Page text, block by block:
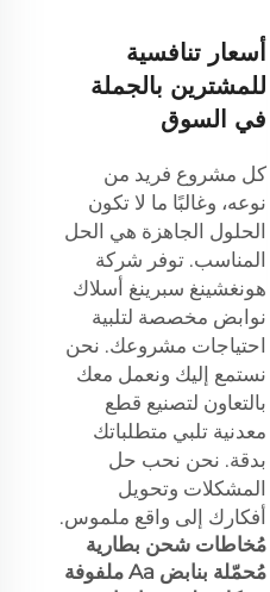
أسعار تنافسية
للمشترين بالجملة
في السوق
كل مشروع فريد من
نوعه، وغالبًا ما لا تكون
الحلول الجاهزة هي الحل
المناسب. توفر شركة
هونغشينغ سبرينغ أسلاك
نوابض مخصصة لتلبية
احتياجات مشروعك. نحن
نستمع إليك ونعمل معك
بالتعاون لتصنيع قطع
معدنية تلبي متطلباتك
بدقة. نحن نحب حل
المشكلات وتحويل
أفكارك إلى واقع ملموس.
مُخاطات شحن بطارية
مُحمّلة بنابض Aa ملفوفة